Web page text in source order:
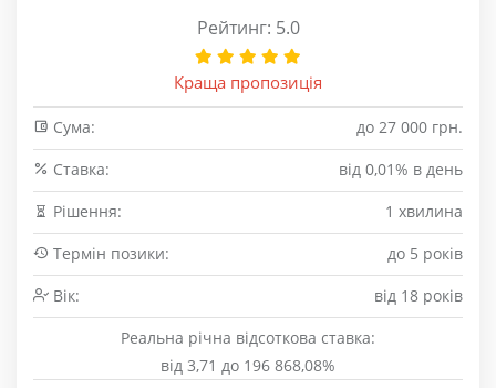
Рейтинг: 5.0
Краща пропозиція
Сума:
до 27 000 грн.
Cтавка:
від 0,01% в день
Рішення:
1 хвилина
Термін позики:
до 5 років
Вік:
від 18 років
Реальна річна відсоткова ставка:
від 3,71 до 196 868,08%